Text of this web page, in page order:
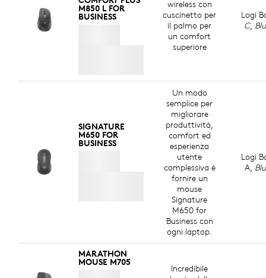
REALIZZATA CON PLASTICA RICICLATA
Le parti in plastica di Signature Comfort M850 L
includono almeno il 63% di plastica riciclata post-
plastica proveniente da vecchi apparecchi elettronici
di consumo giunti a fine vita e contribuire a ridurre la
nostra impronta di carbonio.
INFORMAZIONI SULE PLASTICHE RICICLATE
M850 L FOR
BUSINESS
wireless con
cuscinetto per
il palmo per
un comfort
superiore
Logi
C,
SIGNATURE
M650 FOR
BUSINESS
Un modo
semplice per
migliorare
produttività,
comfort ed
esperienza
utente
complessiva è
fornire un
mouse
Signature
M650 for
Business con
ogni laptop.
Logi
A,
MARATHON
MOUSE M705
Incredibile